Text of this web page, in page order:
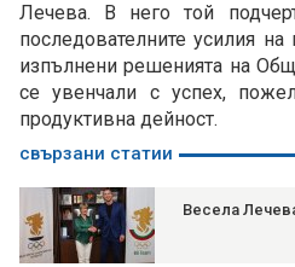
Лечева. В него той
последователните усилия
изпълнени решенията на
се увенчали с успех,
продуктивна дейност.
свързани статии
Весела